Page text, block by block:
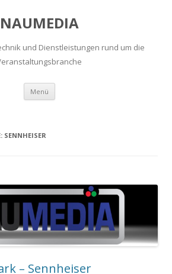
NAUMEDIA
und Dienstleistungen rund um die
Menü Zum
springen
SENNHEISER
– Sennheiser